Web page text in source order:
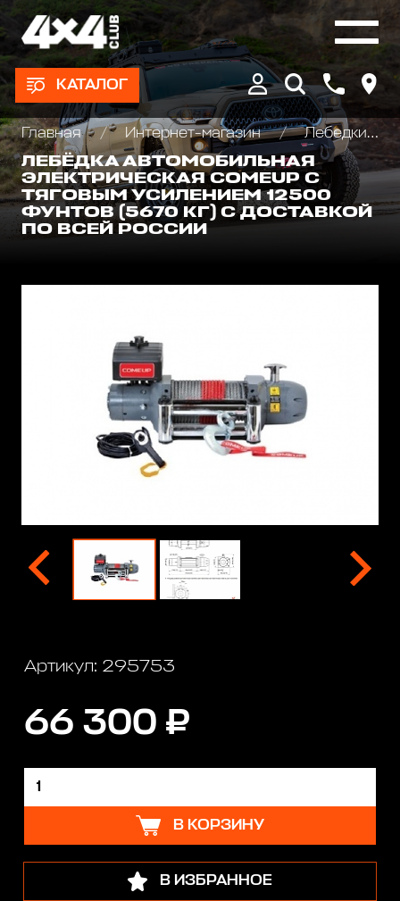
КАТАЛОГ
Главная Интернет-магазин
Лебедки автомобильные, для квадроциклов и эвакуаторов
ЛЕБЁДКА АВТОМОБИЛЬНАЯ
ЭЛЕКТРИЧЕСКАЯ COMEUP С
ТЯГОВЫМ УСИЛЕНИЕМ 12500
ФУНТОВ (5670 КГ) С ДОСТАВКОЙ
ПО ВСЕЙ РОССИИ
Артикул: 295753
66 300 ₽
В КОРЗИНУ
В ИЗБРАННОЕ